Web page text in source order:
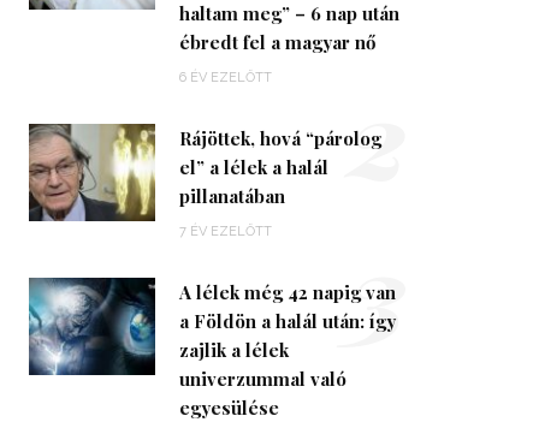
haltam meg” – 6 nap után
ébredt fel a magyar nő
6 ÉV EZELŐTT
Rájöttek, hová “párolog
el” a lélek a halál
pillanatában
7 ÉV EZELŐTT
2
A lélek még 42 napig van
a Földön a halál után: így
zajlik a lélek
univerzummal való
egyesülése
3